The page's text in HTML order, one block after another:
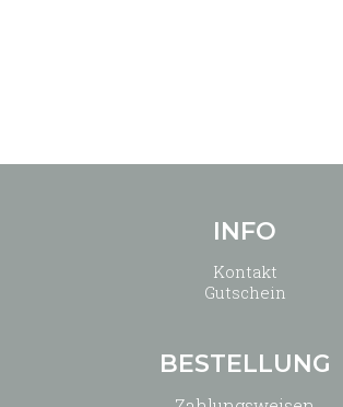
INFO
Kontakt
Gutschein
BESTELLUNG